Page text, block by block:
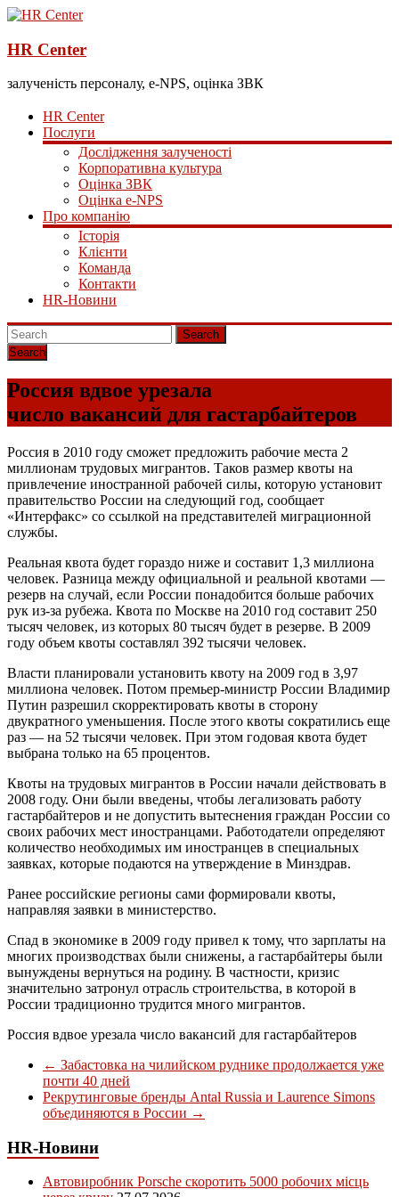
HR Center
залученість персоналу, e-NPS, оцінка ЗВК
HR Center
Послуги
Дослідження залученості
Корпоративна культура
Оцінка ЗВК
Оцінка e-NPS
Про компанію
Історія
Клієнти
Команда
Контакти
HR-Новини
Search
Россия вдвое урезала
число вакансий для гастарбайтеров
Россия в 2010 году сможет предложить рабочие места 2
миллионам трудовых мигрантов. Таков размер квоты на
привлечение иностранной рабочей силы, которую установит
правительство России на следующий год, сообщает
«Интерфакс» со ссылкой на представителей миграционной
службы.
Реальная квота будет гораздо ниже и составит 1,3 миллиона
человек. Разница между официальной и реальной квотами —
резерв на случай, если России понадобится больше рабочих
рук из-за рубежа. Квота по Москве на 2010 год составит 250
тысяч человек, из которых 80 тысяч будет в резерве. В 2009
году объем квоты составлял 392 тысячи человек.
Власти планировали установить квоту на 2009 год в 3,97
миллиона человек. Потом премьер-министр России Владимир
Путин разрешил скорректировать квоты в сторону
двукратного уменьшения. После этого квоты сократились еще
раз — на 52 тысячи человек. При этом годовая квота будет
выбрана только на 65 процентов.
Квоты на трудовых мигрантов в России начали действовать в
2008 году. Они были введены, чтобы легализовать работу
гастарбайтеров и не допустить вытеснения граждан России со
своих рабочих мест иностранцами. Работодатели определяют
количество необходимых им иностранцев в специальных
заявках, которые подаются на утверждение в Минздрав.
Ранее российские регионы сами формировали квоты,
направляя заявки в министерство.
Спад в экономике в 2009 году привел к тому, что зарплаты на
многих производствах были снижены, а гастарбайтеры были
вынуждены вернуться на родину. В частности, кризис
значительно затронул отрасль строительства, в которой в
России традиционно трудится много мигрантов.
Россия вдвое урезала число вакансий для гастарбайтеров
← Забастовка на чилийском руднике продолжается уже
почти 40 дней
Рекрутинговые бренды Antal Russia и Laurence Simons
объединяются в России →
HR-Новини
Автовиробник Porsche скоротить 5000 робочих місць